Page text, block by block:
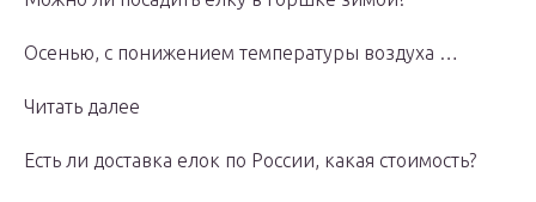
Осенью, с понижением температуры воздуха …
Читать далее
Есть ли доставка елок по России, какая стоимость?